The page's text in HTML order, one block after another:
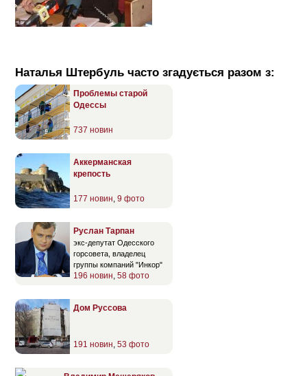
Наталья Штербуль часто згадується разом з:
Проблемы старой
Одессы
737 новин
Аккерманская
крепость
177 новин 9 фото
Руслан Тарпан
экс-депутат Одесского
горсовета, владелец
группы компаний "Инкор"
196 новин 58 фото
Дом Руссова
191 новин 53 фото